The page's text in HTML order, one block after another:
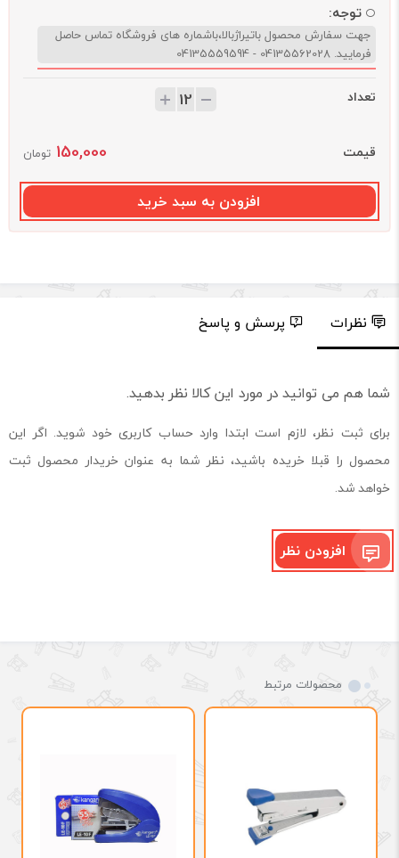
توجه:
جهت سفارش محصول باتیراژبالا،باشماره های فروشگاه تماس حاصل
فرمایید. 04135562028 - 04135559594
تعداد
قیمت 150,000 تومان
افزودن به سبد خرید
نظرات پرسش و پاسخ
شما هم می توانید در مورد این کالا نظر بدهید.
برای ثبت نظر، لازم است ابتدا وارد حساب کاربری خود شوید. اگر این
محصول را قبلا خریده باشید، نظر شما به عنوان خریدار محصول ثبت
خواهد شد.
افزودن نظر
محصولات مرتبط